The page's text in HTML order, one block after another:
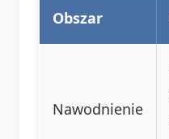
Obszar
Nawodnienie